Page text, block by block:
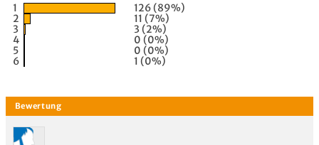
1
126 (89%)
2
11 (7%)
3
3 (2%)
4
0 (0%)
5
0 (0%)
6
1 (0%)